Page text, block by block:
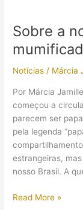
Sobre a
Notícias / Márcia
Por Márcia
começou a
parecem ser
pela legenda
estrangeiras,
nosso Brasil. A
Sobre
Read More »